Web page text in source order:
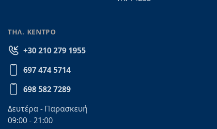
ΤΗΛ. ΚΕΝΤΡΟ
+30 210 279 1955
697 474 5714
698 582 7289
Δευτέρα - Παρασκευή
09:00 - 21:00